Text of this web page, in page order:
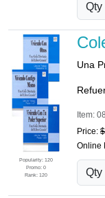
Qty
Popularity: 120
Promo: 0
Rank: 120
Una
Item:
Price:
Online
Qty